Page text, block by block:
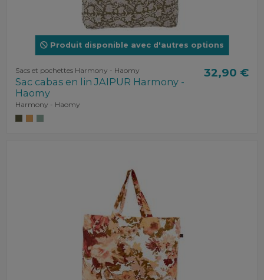
Produit disponible avec d'autres options
Sacs et pochettes Harmony - Haomy
Sac cabas en lin JAIPUR Harmony -
Haomy
Harmony - Haomy
32,90 €